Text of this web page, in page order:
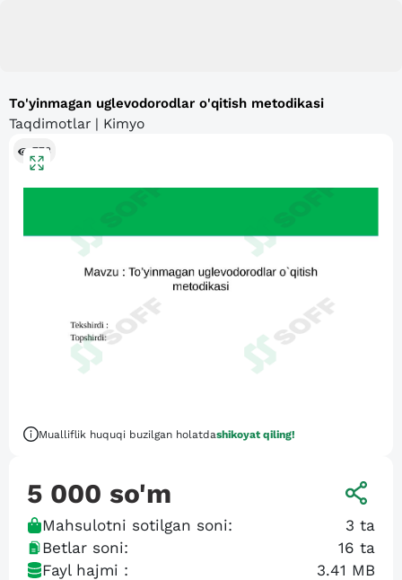
To'yinmagan uglevodorodlar o'qitish metodikasi
Taqdimotlar | Kimyo
773
Mualliflik huquqi buzilgan holatdashikoyat qiling!
5 000 so'm
Mahsulotni sotilgan soni: 3 ta
Betlar soni:
16 ta
Fayl hajmi :
3.41 MB